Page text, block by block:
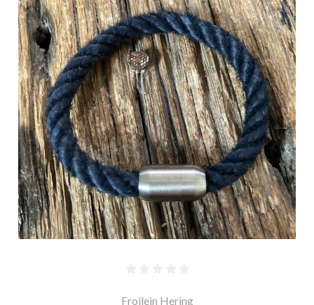
Froilein Hering